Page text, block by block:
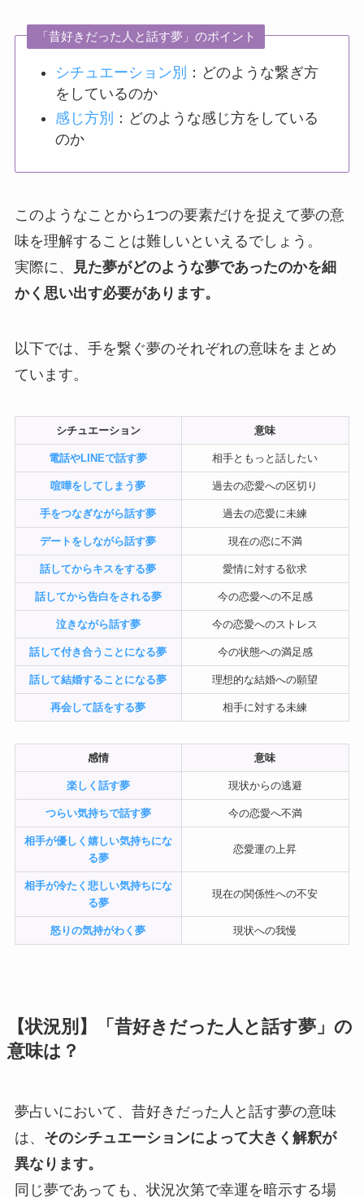
「昔好きだった人と話す夢」のポイント
シチュエーション別 ：どのような繋ぎ方
をしているのか
感じ方別 ：どのような感じ方をしている
のか
このようなことから1つの要素だけを捉えて夢の意
味を理解することは難しいといえるでしょう。
実際に、
見た夢がどのような夢であったのかを細
かく思い出す必要があります。
以下では、手を繋ぐ夢のそれぞれの意味をまとめ
ています。
シチュエーション 意味
電話やLINEで話す夢 相手ともっと話したい
喧嘩をしてしまう夢 過去の恋愛への区切り
手をつなぎながら話す夢 過去の恋愛に未練
デートをしながら話す夢 現在の恋に不満
話してからキスをする夢 愛情に対する欲求
話してから告白をされる夢 今の恋愛への不足感
泣きながら話す夢 今の恋愛へのストレス
話して付き合うことになる夢 今の状態への満足感
話して結婚することになる夢 理想的な結婚への願望
再会して話をする夢 相手に対する未練
感情 意味
楽しく話す夢 現状からの逃避
つらい気持ちで話す夢 今の恋愛へ不満
相手が優しく嬉しい気持ちにな
る夢
恋愛運の上昇
相手が冷たく悲しい気持ちにな
る夢
現在の関係性への不安
怒りの気持がわく夢 現状への我慢
【状況別】「昔好きだった人と話す夢」の
意味は？
夢占いにおいて、昔好きだった人と話す夢の意味
は、 そのシチュエーションによって大きく解釈が
異なります。
同じ夢であっても、状況次第で幸運を暗示する場